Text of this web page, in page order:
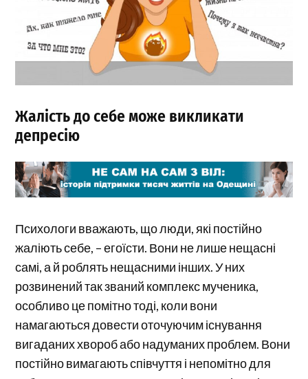
Жалість до себе може викликати
депресію
Психологи вважають, що люди, які постійно
жаліють себе, – егоїсти. Вони не лише нещасні
самі, а й роблять нещасними інших. У них
розвинений так званий комплекс мученика,
особливо це помітно тоді, коли вони
намагаються довести оточуючим існування
вигаданих хвороб або надуманих проблем. Вони
постійно вимагають співчуття і непомітно для